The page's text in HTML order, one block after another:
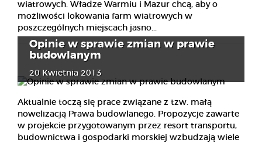
wiatrowych. Władze Warmiu i Mazur chcą, aby o
możliwości lokowania farm wiatrowych w
poszczególnych miejscach jasno...
Opinie w sprawie zmian w prawie
budowlanym
20 Kwietnia 2013
Aktualnie toczą się prace związane z tzw. małą
nowelizacją Prawa budowlanego. Propozycje zawarte
w projekcie przygotowanym przez resort transportu,
budownictwa i gospodarki morskiej wzbudzają wiele